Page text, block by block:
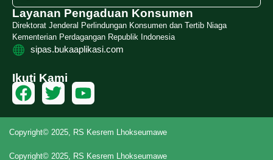
Layanan Pengaduan Konsumen
Direktorat Jenderal Perlindungan Konsumen dan Tertib Niaga
Kementerian Perdagangan Republik Indonesia
sipas.bukaaplikasi.com
Ikuti Kami
Copyright© 2025, RS Kesrem Lhokseumawe
Copyright© 2025, RS Kesrem Lhokseumawe